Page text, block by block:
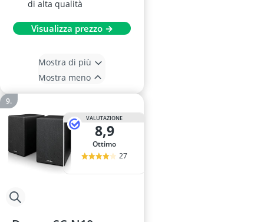
di alta qualità
Visualizza prezzo →
Mostra di più
Mostra meno
VALUTAZIONE
8,9
Ottimo
27